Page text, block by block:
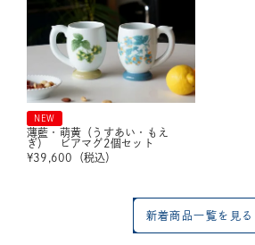
NEW
薄藍・萌黄（うすあい・もえ
ぎ） ビアマグ2個セット
¥39,600 （税込）
新着商品一覧を見る